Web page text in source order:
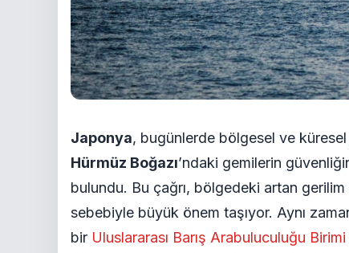
Japonya, bugünlerde bölgesel ve
Hürmüz Boğazı’ndaki gemilerin
bulundu. Bu çağrı, bölgedeki artan
sebebiyle büyük önem taşıyor. Aynı
bir Uluslararası Barış Arabuluculuğu Birimi